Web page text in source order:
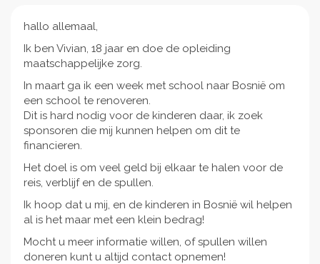
hallo allemaal,
Ik ben Vivian, 18 jaar en doe de opleiding
maatschappelijke zorg.
In maart ga ik een week met school naar Bosnië om
een school te renoveren.
Dit is hard nodig voor de kinderen daar, ik zoek
sponsoren die mij kunnen helpen om dit te
financieren.
Het doel is om veel geld bij elkaar te halen voor de
reis, verblijf en de spullen.
Ik hoop dat u mij, en de kinderen in Bosnië wil helpen
al is het maar met een klein bedrag!
Mocht u meer informatie willen, of spullen willen
doneren kunt u altijd contact opnemen!